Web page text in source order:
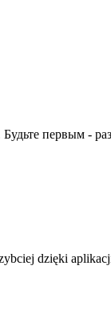
первым -
dzięki